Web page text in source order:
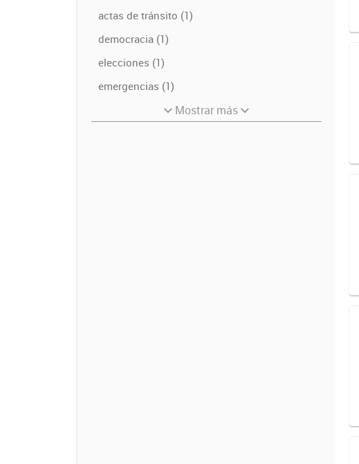
actas de tránsito (1)
democracia (1)
elecciones (1)
emergencias (1)
Mostrar más